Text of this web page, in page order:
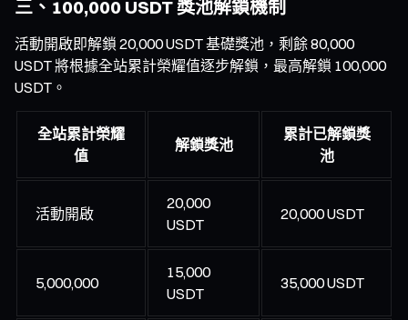
三、100,000 USDT 獎池解鎖機制
活動開啟即解鎖 20,000 USDT 基礎獎池，剩餘 80,000
USDT 將根據全站累計榮耀值逐步解鎖，最高解鎖 100,000
USDT。
全站累計榮耀
值
解鎖獎池
累計已解鎖獎
池
活動開啟
20,000
USDT
20,000 USDT
5,000,000
15,000
USDT
35,000 USDT